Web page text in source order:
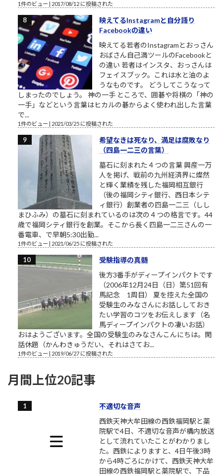
1件のビュー | 2017/08/12 に投稿された
映えてるInstagramと自分語り
Facebookの違い
映えてる若者のInstagramとおっさん
おばさん自己満ツールのFacebookと
の違い 若者はインスタ、おっさんは
フェイスブック。これは水と油のよ
うなものです。 どうしてこうなって
しまったのでしょう。 神の一手 ところで、囲碁や将棋の「神の
一手」などという言葉はヒカルの碁からよく使われ出した言葉
で...
1件のビュー | 2021/03/25 に投稿された
希望なきは死なり、満足は腐敗なり
（四島一二三の言葉）
墓石に刻まれた４つの言葉 興産一万
人を掲げ、戦前の九州経済界に燦然
と輝く業績を残した福岡相互銀行
（後の福岡シティ銀行、西日本シテ
ィ銀行）創業者の四島一二三（しし
まひふみ）の墓石に刻まれているのは次の４つの格言です。44
歳で福岡シティ銀行を創業。そこから長く四島一二三さんの一
番電車、で早朝5:30出勤...
1件のビュー | 2021/06/25 に投稿された
受験指導の真髄
後方3番手がディープインパクトです
（2006年12月24日（日）第51回有
馬記念 1周目） 夏を控えた全国の
受験生のみなさんにお話ししておき
たい学習のコツをお伝えします（名
馬ディープインパクトの凄いお話）
おはようございます。全国の受験生のみなさんこんにちは。閑
話休題（かんわきゅうだい、それはさてお...
1件のビュー | 2019/06/27 に投稿された
月間上位20記事
不適切な音声
西鉄天神大牟田線の西鉄福岡駅と薬
院駅で4日、不適切な音声が構内放送
として流れていたことがわかりまし
た。西鉄によりますと、4日午後3時
から4時ごろにかけて、西鉄天神大牟
田線の西鉄福岡駅と薬院駅で、下品